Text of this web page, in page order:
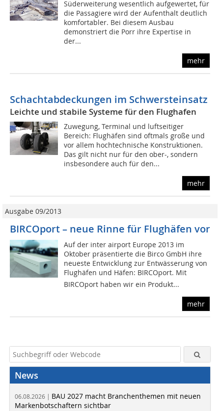
Süderweiterung wesentlich aufgewertet, für
die Passagiere wird der Aufenthalt deutlich
komfortabler. Bei diesem Ausbau
demonstriert die Porr ihre Expertise in
der...
mehr
Schachtabdeckungen im Schwersteinsatz
Leichte und stabile Systeme für den Flughafen
Zuwegung, Terminal und luftseitiger
Bereich: Flughäfen sind oftmals große und
vor allem hochtechnische Konstruktionen.
Das gilt nicht nur für den ober-, sondern
insbesondere auch für den...
mehr
Ausgabe 09/2013
BIRCOport – neue Rinne für Flughäfen vor
Auf der inter airport Europe 2013 im
Oktober präsentierte die Birco GmbH ihre
neueste Entwicklung zur Entwässerung von
Flughäfen und Häfen: BIRCOport. Mit
BIRCOport haben wir ein Produkt...
mehr
News
06.08.2026 | BAU 2027 macht Branchenthemen mit neuen
Markenbotschaftern sichtbar